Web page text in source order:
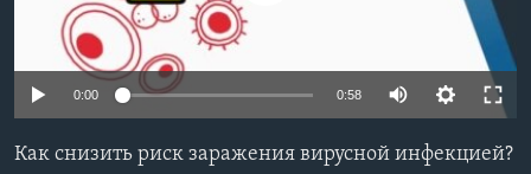
Learning English
СОЦИАЛЬНЫЕ СЕТИ
0:00 0:58
Как снизить риск заражения вирусной инфекцией?